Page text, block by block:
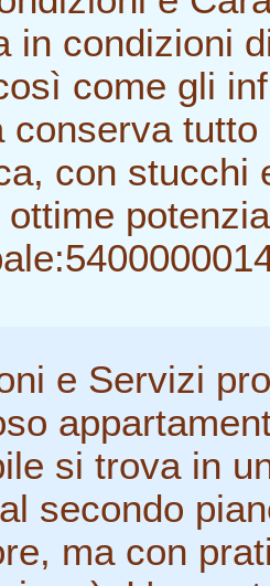
in condizioni
come gli
conserva
con stucchi
ottime
e Servizi
si trova in
secondo
ma con